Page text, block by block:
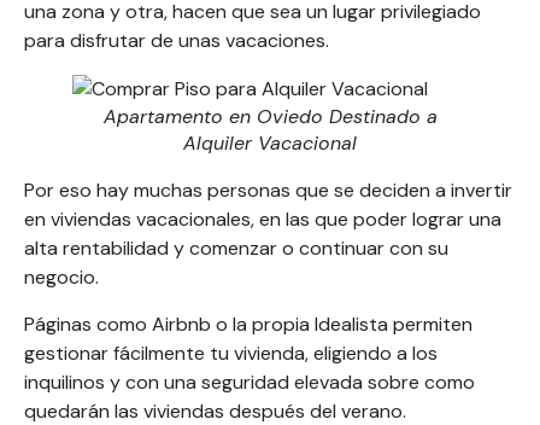
una zona y otra, hacen que sea un lugar privilegiado
para disfrutar de unas vacaciones.
Apartamento en Oviedo Destinado a
Alquiler Vacacional
Por eso hay muchas personas que se deciden a invertir
en viviendas vacacionales, en las que poder lograr una
alta rentabilidad y comenzar o continuar con su
negocio.
Páginas como Airbnb o la propia Idealista permiten
gestionar fácilmente tu vivienda, eligiendo a los
inquilinos y con una seguridad elevada sobre como
quedarán las viviendas después del verano.
Tu
casa
no